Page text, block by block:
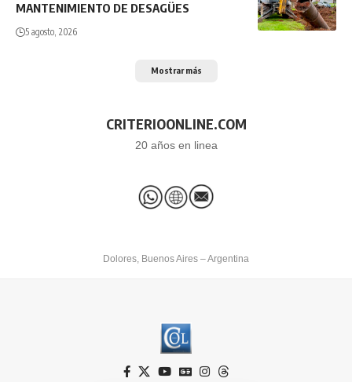
MANTENIMIENTO DE DESAGÜES
5 agosto, 2026
Mostrar más
CRITERIOONLINE.COM
20 años en linea
Dolores, Buenos Aires – Argentina